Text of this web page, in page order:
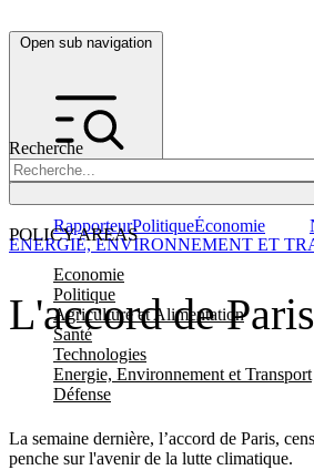
Open sub navigation
Recherche
POLICY AREAS
Economie
Politique
Agriculture et Alimentation
Santé
Technologies
Energie, Environnement et Transport
Défense
RapporteurPolitiqueÉconomie
L'accord de
La semaine dernière, l’accord de Paris,
penche sur l'avenir de la lutte climatique.
ENERGIE, ENVIRONNEMENT ET